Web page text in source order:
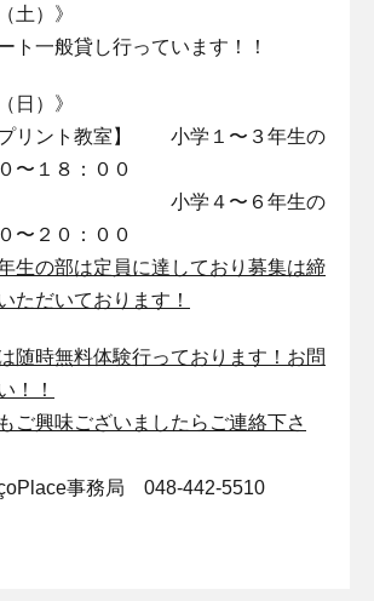
土）》
ト一般貸し行っています！！
日）》
プリント教室】 小学１〜３年生の
〜１８：００
〜６年生の
〜２０：００
生の部は定員に達しており募集は締
ただいております！
随時無料体験行っております！お問
！！
ご興味ございましたらご連絡下さ
事務局 048-442-5510